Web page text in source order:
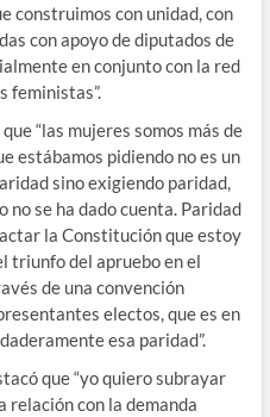
construimos con unidad, con
con apoyo de diputados de
en conjunto con la red
feministas”.
“las mujeres somos más de
estábamos pidiendo no es un
sino exigiendo paridad,
no se ha dado cuenta. Paridad
la Constitución que estoy
triunfo del apruebo en el
de una convención
electos, que es en
esa paridad”.
que “yo quiero subrayar
relación con la demanda